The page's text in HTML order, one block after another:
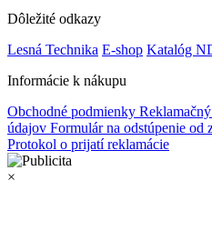
Dôležité odkazy
Lesná Technika E-shop Katalóg
Informácie k nákupu
Obchodné podmienky
údajov Formulár na odstúpenie od
Protokol o prijatí reklamácie
×